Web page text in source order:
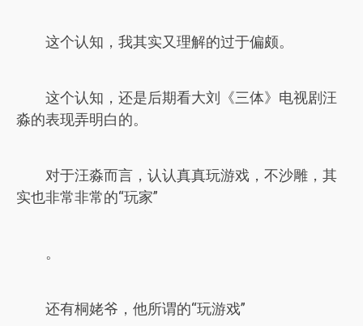
这个认知，我其实又理解的过于偏颇。
这个认知，还是后期看大刘《三体》电视剧汪
淼的表现弄明白的。
对于汪淼而言，认认真真玩游戏，不沙雕，其
实也非常非常的“玩家”
。
还有桐姥爷，他所谓的“玩游戏”